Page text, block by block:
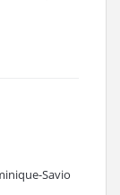
Savio